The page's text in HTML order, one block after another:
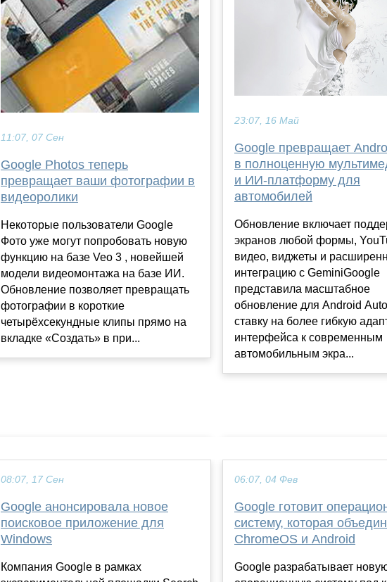
11:07, 07 Сен
Google Photos теперь
превращает ваши фотографии в
видеоролики
Некоторые пользователи Google
Фото уже могут попробовать новую
функцию на базе Veo 3 , новейшей
модели видеомонтажа на базе ИИ.
Обновление позволяет превращать
фотографии в короткие
четырёхсекундные клипы прямо на
вкладке «Создать» в при...
23:07, 16 Май
Google превращает
в полноценную
и ИИ-платформу для
автомобилей
Обновление включает
экранов любой формы,
видео, виджеты и
интеграцию с GeminiGoogle
представила масштабное
обновление для Android
ставку на более гибкую
интерфейса к современным
автомобильным экра...
08:07, 17 Сен
Google анонсировала новое
поисковое приложение для
Windows
Компания Google в рамках
06:07, 04 Фев
Google готовит
систему, которая
ChromeOS и Android
Google разрабатывает